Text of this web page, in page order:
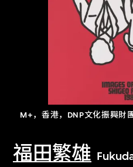
M+，香港，DNP文化振興
福田繁雄
关于M+藏品
探索世界顶级的二